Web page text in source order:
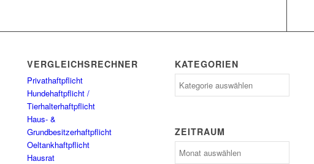
VERGLEICHSRECHNER
Privathaftpflicht
Hundehaftpflicht /
Tierhalterhaftpflicht
Haus- &
Grundbesitzerhaftpflicht
Oeltankhaftpflicht
Hausrat
KATEGORIEN
ZEITRAUM